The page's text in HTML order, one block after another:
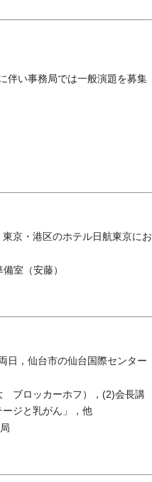
伴い事務局では一般演題を募集
京・港区のホテル日航東京にお
室（安藤）
日，仙台市の仙台国際センター
ブロッカーホフ），(2)会長講
ジと乳がん」，他